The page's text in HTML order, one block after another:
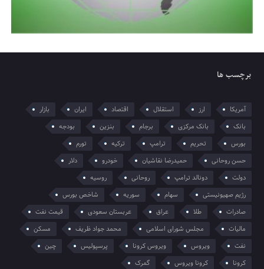
برچسب ها
آمریکا ارز استقلال اقتصاد ایران
بازار
بانک
بانک مرکزی برجام بنزین
بودجه
بورس
تحریم ترامپ ترکیه
تورم
حسن روحانی
حمیدرضا نقاشیان خودرو
دلار
دولت
دونالد ترامپ روحانی
روسیه
رژیم صهیونیستی
سهام سوریه
شاخص بورس
صادرات
طلا عراق عربستان سعودی
قیمت نفت
مالیات
مجلس شورای اسلامی محمد جواد ظریف
مسکن
نفت
ویروس ویروس کرونا پرسپولیس
چین
کرونا
کرونا ویروس گمرک